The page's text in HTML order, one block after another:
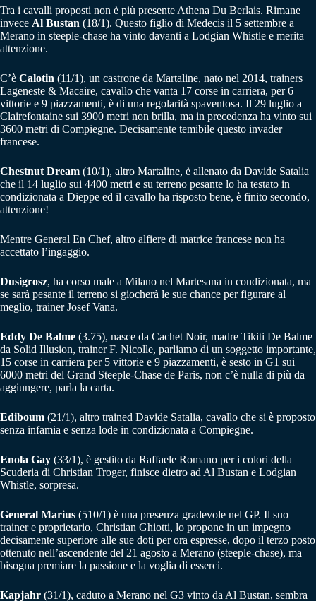
Tra i cavalli proposti non è più presente Athena Du Berlais. Rimane
invece Al Bustan (18/1). Questo figlio di Medecis il 5 settembre a
Merano in steeple-chase ha vinto davanti a Lodgian Whistle e merita
attenzione.
C’è Calotin (11/1), un castrone da Martaline, nato nel 2014, trainers
Lageneste & Macaire, cavallo che vanta 17 corse in carriera, per 6
vittorie e 9 piazzamenti, è di una regolarità spaventosa. Il 29 luglio a
Clairefontaine sui 3900 metri non brilla, ma in precedenza ha vinto sui
3600 metri di Compiegne. Decisamente temibile questo invader
francese.
Chestnut Dream (10/1), altro Martaline, è allenato da Davide Satalia
che il 14 luglio sui 4400 metri e su terreno pesante lo ha testato in
condizionata a Dieppe ed il cavallo ha risposto bene, è finito secondo,
attenzione!
Mentre General En Chef, altro alfiere di matrice francese non ha
accettato l’ingaggio.
Dusigrosz, ha corso male a Milano nel Martesana in condizionata, ma
se sarà pesante il terreno si giocherà le sue chance per figurare al
meglio, trainer Josef Vana.
Eddy De Balme (3.75), nasce da Cachet Noir, madre Tikiti De Balme
da Solid Illusion, trainer F. Nicolle, parliamo di un soggetto importante,
15 corse in carriera per 5 vittorie e 9 piazzamenti, è sesto in G1 sui
6000 metri del Grand Steeple-Chase de Paris, non c’è nulla di più da
aggiungere, parla la carta.
Ediboum (21/1), altro trained Davide Satalia, cavallo che si è proposto
senza infamia e senza lode in condizionata a Compiegne.
Enola Gay (33/1), è gestito da Raffaele Romano per i colori della
Scuderia di Christian Troger, finisce dietro ad Al Bustan e Lodgian
Whistle, sorpresa.
General Marius (510/1) è una presenza gradevole nel GP. Il suo
trainer e proprietario, Christian Ghiotti, lo propone in un impegno
decisamente superiore alle sue doti per ora espresse, dopo il terzo posto
ottenuto nell’ascendente del 21 agosto a Merano (steeple-chase), ma
bisogna premiare la passione e la voglia di esserci.
Kapjahr (31/1), caduto a Merano nel G3 vinto da Al Bustan, sembra